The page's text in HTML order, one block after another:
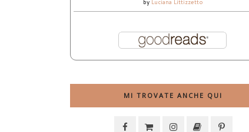
by Luciana Littizzetto
MI TROVATE ANCHE QUI